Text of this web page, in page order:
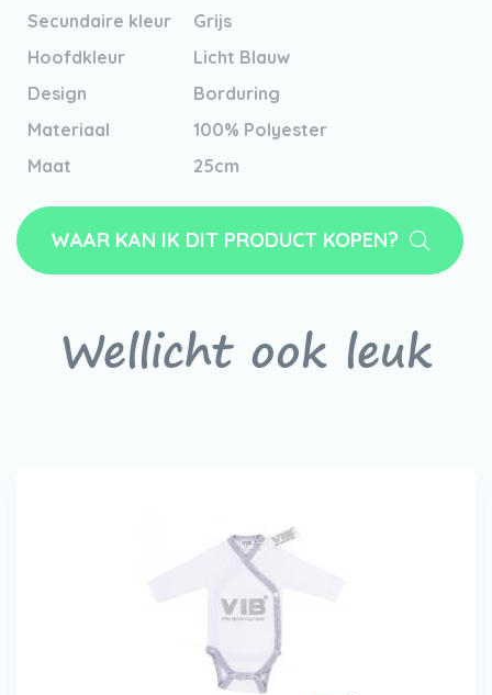
Secundaire kleur
Grijs
Hoofdkleur
Licht Blauw
Design
Borduring
Materiaal
100% Polyester
Maat
25cm
WAAR KAN IK DIT PRODUCT KOPEN?
Wellicht ook leuk